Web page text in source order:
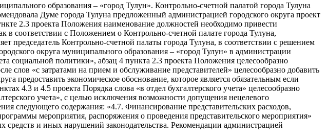
образования – «город Тулун». Контрольно-счетной палатой города Тулуна
Думе города Тулуна предложенный администрацией городского округа проект
2.3 проекта Положения наименование должностей необходимо привести
соответствии с Положением о Контрольно-счетной палате города Тулуна,
Контрольно-счетной палаты города Тулуна, в соответствии с решением
округа муниципального образования – «город Тулун» в администрации
социальной политики», абзац 4 пункта 2.3 проекта Положения целесообразно
слов «с затратами на прием и обслуживание представителей» целесообразно добавить
предоставить экономическое обоснование, которое является обязательным если
4.3 и 4.5 проекта Порядка слова «в отдел бухгалтерского учета» целесообразно
учета», с целью исключения возможности допущения нецелевого
следующего содержания: «4.7. Финансирование представительских расходов,
мероприятия, распоряжения о проведения представительского мероприятия»
и иных нарушений законодательства. Рекомендации администрацией